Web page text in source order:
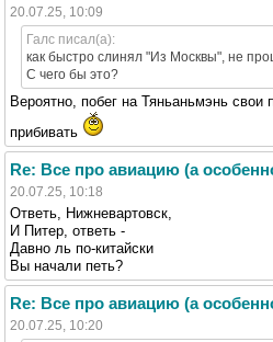
20.07.25, 10:09
Галс писал(а):
как быстро слинял "Из Москвы", не
С чего бы это?
Вероятно, побег на Тяньаньмэнь свои
прибивать
Re: Все про авиацию (а
20.07.25, 10:18
Ответь, Нижневартовск,
И Питер, ответь -
Давно ль по-китайски
Вы начали петь?
Re: Все про авиацию (а
20.07.25, 10:20